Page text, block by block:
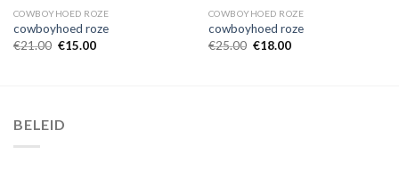
COWBOYHOED ROZE
cowboyhoed roze
€21.00 €15.00
COWBOYHOED ROZE
cowboyhoed roze
€25.00 €18.00
BELEID